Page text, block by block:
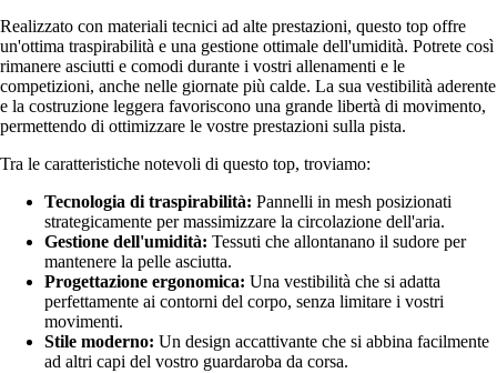
Realizzato con materiali tecnici ad alte prestazioni, questo top offre
un'ottima traspirabilità e una gestione ottimale dell'umidità. Potrete così
rimanere asciutti e comodi durante i vostri allenamenti e le
competizioni, anche nelle giornate più calde. La sua vestibilità aderente
e la costruzione leggera favoriscono una grande libertà di movimento,
permettendo di ottimizzare le vostre prestazioni sulla pista.
Tra le caratteristiche notevoli di questo top, troviamo:
Tecnologia di traspirabilità: Pannelli in mesh posizionati
strategicamente per massimizzare la circolazione dell'aria.
Gestione dell'umidità: Tessuti che allontanano il sudore per
mantenere la pelle asciutta.
Progettazione ergonomica: Una vestibilità che si adatta
perfettamente ai contorni del corpo, senza limitare i vostri
movimenti.
Stile moderno: Un design accattivante che si abbina facilmente
ad altri capi del vostro guardaroba da corsa.